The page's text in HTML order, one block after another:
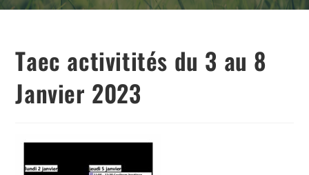
Taec activitités du 3 au 8
Janvier 2023